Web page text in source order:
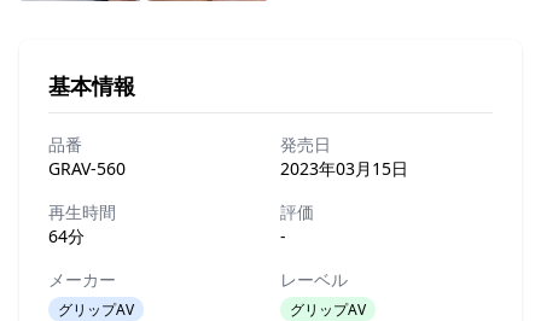
基本情報
品番
GRAV-560
発売日
2023年03月15日
再生時間
64分
評価
-
メーカー
グリップAV
レーベル
グリップAV